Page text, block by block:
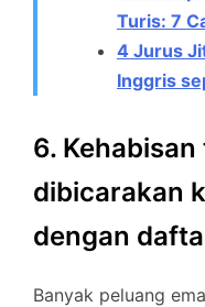
Turis: 7
4 Jurus
Inggris
6.
dibicarakan
dengan
Banyak peluang